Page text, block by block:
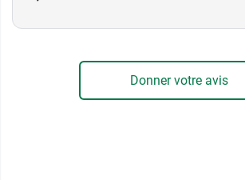
Donner votre avis